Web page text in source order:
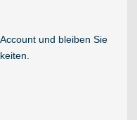
und bleiben Sie